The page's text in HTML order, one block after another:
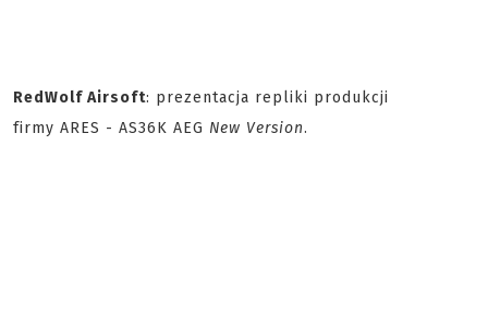
RedWolf Airsoft: prezentacja repliki produkcji
firmy ARES - AS36K AEG New Version.